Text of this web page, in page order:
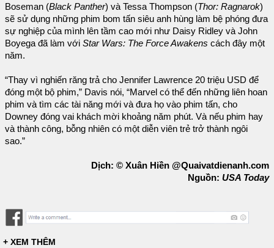
Boseman (Black Panther) và Tessa Thompson (Thor: Ragnarok)
sẽ sử dụng những phim bom tấn siêu anh hùng làm bệ phóng đưa
sự nghiệp của mình lên tầm cao mới như Daisy Ridley và John
Boyega đã làm với Star Wars: The Force Awakens cách đây một
năm.
“Thay vì nghiến răng trả cho Jennifer Lawrence 20 triệu USD để
đóng một bộ phim,” Davis nói, “Marvel có thể đến những liên hoan
phim và tìm các tài năng mới và đưa họ vào phim tấn, cho
Downey đóng vai khách mời khoảng năm phút. Và nếu phim hay
và thành công, bỗng nhiên có một diễn viên trẻ trở thành ngôi
sao.”
Dịch: © Xuân Hiền @Quaivatdienanh.com
Nguồn: USA Today
+ XEM THÊM